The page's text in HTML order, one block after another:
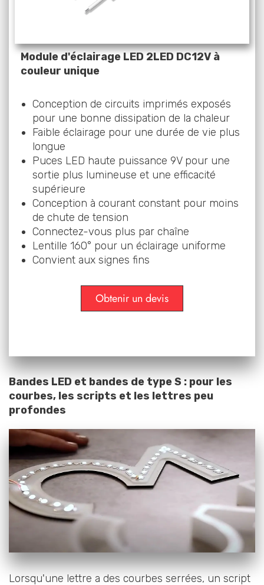
Module d'éclairage LED 2LED DC12V à
couleur unique
Conception de circuits imprimés exposés
pour une bonne dissipation de la chaleur
Faible éclairage pour une durée de vie plus
longue
Puces LED haute puissance 9V pour une
sortie plus lumineuse et une efficacité
supérieure
Conception à courant constant pour moins
de chute de tension
Connectez-vous plus par chaîne
Lentille 160° pour un éclairage uniforme
Convient aux signes fins
Obtenir un devis
Bandes LED et bandes de type S : pour les
courbes, les scripts et les lettres peu
profondes
Lorsqu'une lettre a des courbes serrées, un script